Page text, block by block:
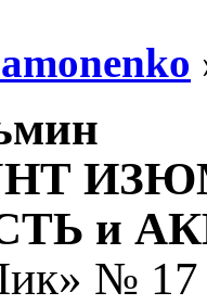
и
№